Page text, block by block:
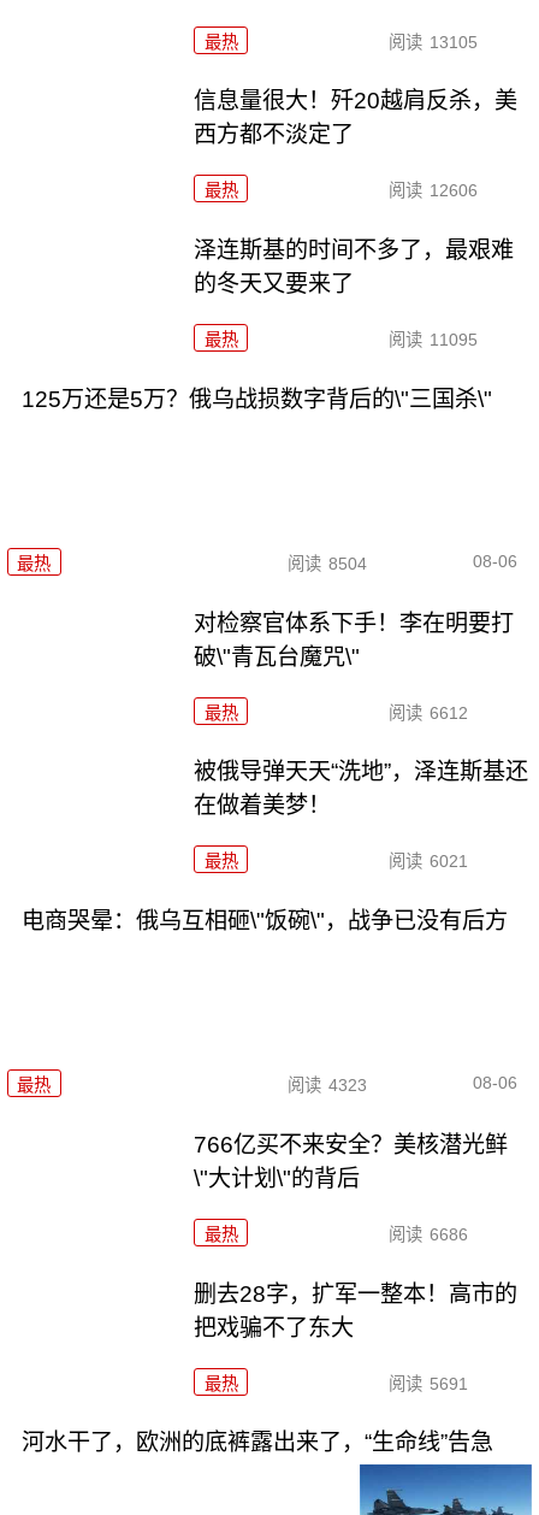
最热 阅读 13105
信息量很大！歼20越肩反杀，美
西方都不淡定了
最热 阅读 12606
泽连斯基的时间不多了，最艰难
的冬天又要来了
最热 阅读 11095
125万还是5万？俄乌战损数字背后的\"三国杀\"
最热 阅读 8504 08-06
对检察官体系下手！李在明要打
破\"青瓦台魔咒\"
最热 阅读 6612
被俄导弹天天“洗地”，泽连斯基还
在做着美梦！
最热 阅读 6021
电商哭晕：俄乌互相砸\"饭碗\"，战争已没有后方
最热 阅读 4323 08-06
766亿买不来安全？美核潜光鲜
\"大计划\"的背后
最热 阅读 6686
删去28字，扩军一整本！高市的
把戏骗不了东大
最热 阅读 5691
河水干了，欧洲的底裤露出来了，“生命线”告急